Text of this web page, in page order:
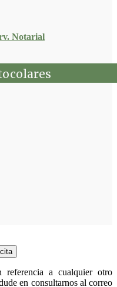
Notarial
referencia a cualquier otro
en consultarnos al correo